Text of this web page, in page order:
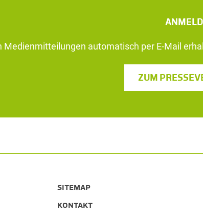
automatisch per E-Mail
ZUM
SITEMAP
KONTAKT